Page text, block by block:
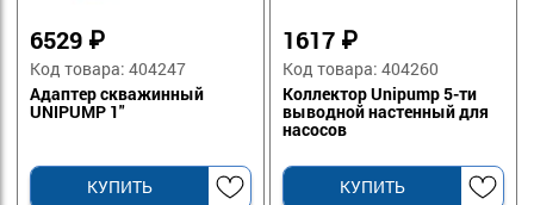
6529 ₽
Код товара: 404247
Адаптер скважинный
UNIPUMP 1"
КУПИТЬ
1617 ₽
Код товара: 404260
Коллектор Unipump 5-ти
выводной настенный для
насосов
КУПИТЬ